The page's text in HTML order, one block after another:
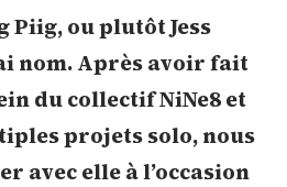
Piig, ou plutôt Jess
nom. Après avoir fait
du collectif NiNe8 et
projets solo, nous
avec elle à l’occasion